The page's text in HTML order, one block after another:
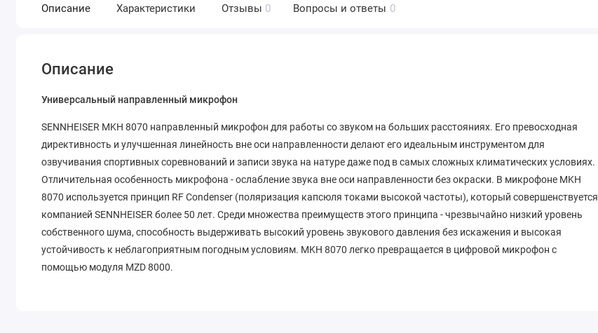
Описание Характеристики Отзывы 0 Вопросы и ответы 0
Описание
Универсальный направленный микрофон
SENNHEISER MKH 8070 направленный микрофон для работы со звуком на больших расстояниях. Его превосходная
директивность и улучшенная линейность вне оси направленности делают его идеальным инструментом для
озвучивания спортивных соревнований и записи звука на натуре даже под в самых сложных климатических условиях.
Отличительная особенность микрофона - ослабление звука вне оси направленности без окраски. В микрофоне MKH
8070 используется принцип RF Condenser (поляризация капсюля токами высокой частоты), который совершенствуется
компанией SENNHEISER более 50 лет. Среди множества преимуществ этого принципа - чрезвычайно низкий уровень
собственного шума, способность выдерживать высокий уровень звукового давления без искажения и высокая
устойчивость к неблагоприятным погодным условиям. MKH 8070 легко превращается в цифровой микрофон с
помощью модуля MZD 8000.